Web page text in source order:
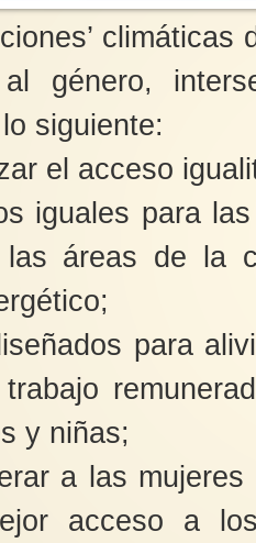
género,
siguiente:
el acceso
iguales para
áreas de la
para
y niñas;
a las
acceso a
emancipación y
protesta feminista
Cuando hablamos
moda hablamos
liberación femenina
consiguiente...